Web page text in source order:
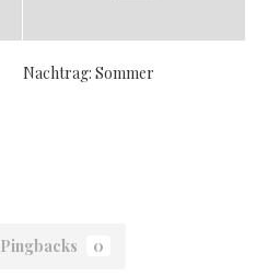
Nachtrag: Sommer
Pingbacks 0